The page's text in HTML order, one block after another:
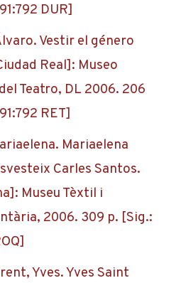
DUR]
Vestir el género
Real]: Museo
Teatro, DL 2006. 206
RET]
Mariaelena
Carles Santos.
Museu Tèxtil i
2006. 309 p. [Sig.:
Yves. Yves Saint